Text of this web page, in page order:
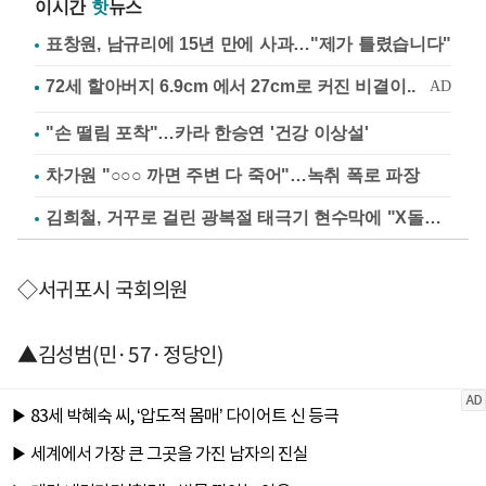
이시간 핫뉴스
표창원, 남규리에 15년 만에 사과…"제가 틀렸습니다"
"손 떨림 포착"…카라 한승연 '건강 이상설'
차가원 "○○○ 까면 주변 다 죽어"…녹취 폭로 파장
김희철, 거꾸로 걸린 광복절 태극기 현수막에 "X돌았네"
◇서귀포시 국회의원
▲김성범(민·57·정당인)